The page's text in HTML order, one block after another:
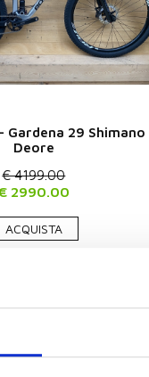
Gardena 29 Shimano
Deore
€ 4199.00
2990.00
ACQUISTA